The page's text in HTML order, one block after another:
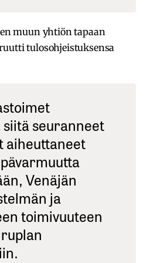
muun yhtiön tapaan
tulosohjeistuksensa
seuranneet
aiheuttaneet
Venäjän
ja
toimivuuteen